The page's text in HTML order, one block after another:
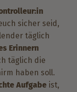
sicher seid,
täglich
Erinnern
täglich die
haben soll.
Aufgabe ist,